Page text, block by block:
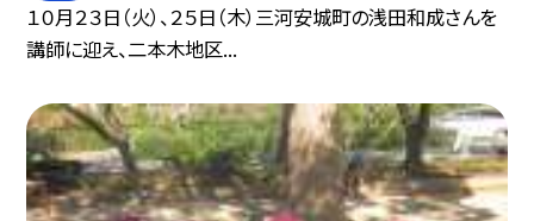
１０月２３日（火）、２５日（木）三河安城町の浅田和成さんを
講師に迎え、二本木地区...